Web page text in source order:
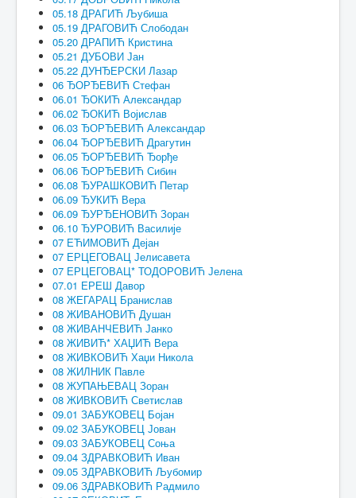
05.18 ДРАГИЋ Љубиша
05.19 ДРАГОВИЋ Слободан
05.20 ДРАПИЋ Кристина
05.21 ДУБОВИ Јан
05.22 ДУНЂЕРСКИ Лазар
06 ЂОРЂЕВИЋ Стефан
06.01 ЂОКИЋ Александар
06.02 ЂОКИЋ Војислав
06.03 ЂОРЂЕВИЋ Александар
06.04 ЂОРЂЕВИЋ Драгутин
06.05 ЂОРЂЕВИЋ Ђорђе
06.06 ЂОРЂЕВИЋ Сибин
06.08 ЂУРАШКОВИЋ Петар
06.09 ЂУКИЋ Вера
06.09 ЂУРЂЕНОВИЋ Зоран
06.10 ЂУРОВИЋ Василије
07 ЕЋИМОВИЋ Дејан
07 ЕРЦЕГОВАЦ Јелисавета
07 ЕРЦЕГОВАЦ* ТОДОРОВИЋ Јелена
07.01 ЕРЕШ Давор
08 ЖЕГАРАЦ Бранислав
08 ЖИВАНОВИЋ Душан
08 ЖИВАНЧЕВИЋ Јанко
08 ЖИВИЋ* ХАЏИЋ Вера
08 ЖИВКОВИЋ Хаџи Никола
08 ЖИЛНИК Павле
08 ЖУПАЊЕВАЦ Зоран
08 ЖИВКОВИЋ Светислав
09.01 ЗАБУКОВЕЦ Бојан
09.02 ЗАБУКОВЕЦ Јован
09.03 ЗАБУКОВЕЦ Соња
09.04 ЗДРАВКОВИЋ Иван
09.05 ЗДРАВКОВИЋ Љубомир
09.06 ЗДРАВКОВИЋ Радмило